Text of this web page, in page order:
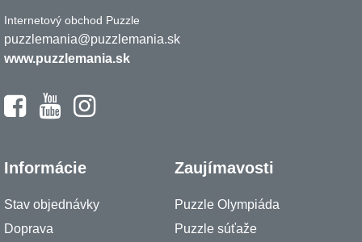
Internetový obchod Puzzle
puzzlemania@puzzlemania.sk
www.puzzlemania.sk
Informácie
Stav objednávky
Doprava
Zaujímavosti
Puzzle Olympiáda
Puzzle súťaže